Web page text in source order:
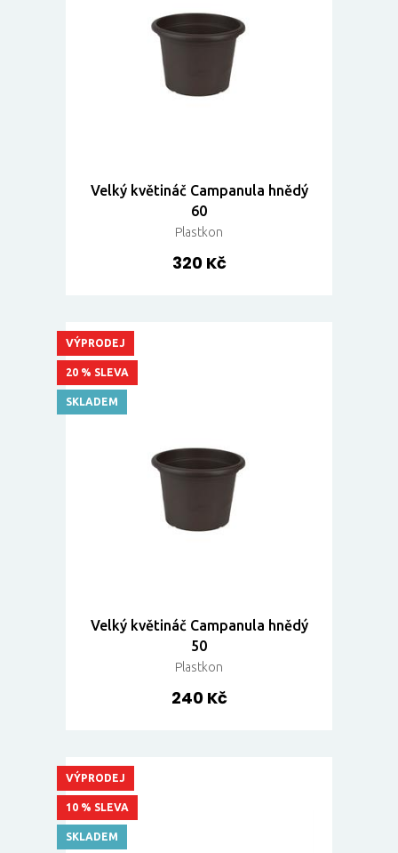
Velký květináč Campanula hnědý
60
Plastkon
320 Kč
Velký květináč Campanula hnědý
50
Plastkon
240 Kč
VÝPRODEJ
20 % SLEVA
SKLADEM
VÝPRODEJ
10 % SLEVA
SKLADEM